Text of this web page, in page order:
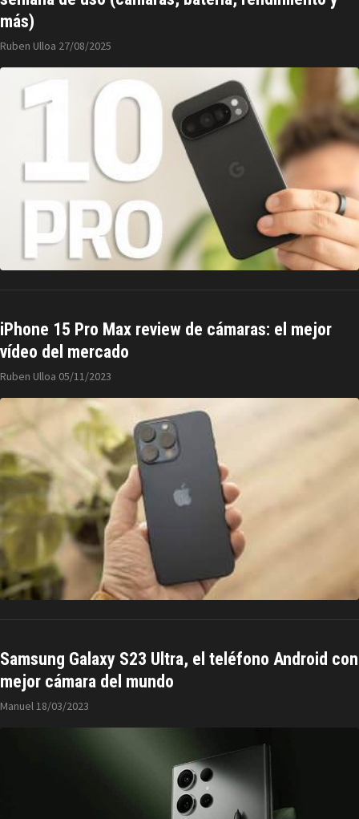
más)
Ruben Ulloa 27/08/2025
iPhone 15 Pro Max review de cámaras: el mejor
vídeo del mercado
Ruben Ulloa 05/11/2023
Samsung Galaxy S23 Ultra, el teléfono Android con
mejor cámara del mundo
Manuel 18/03/2023